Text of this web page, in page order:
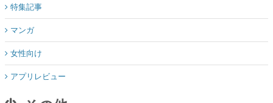
特集記事
マンガ
女性向け
アプリレビュー